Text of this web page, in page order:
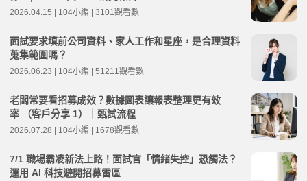
2026.04.15 | 104小編 | 3101觀看數
面試要求填前公司資料、家人工作和星座，是合理資料
蒐集範圍嗎？
2026.06.23 | 104小編 | 51211觀看數
老闆常要看招募成效？數據圖表讓報表整理更有效
率 （客戶分享 1）｜甄試流程
2026.07.28 | 104小編 | 1678觀看數
7/1 職場霸凌新法上路！面試官「情緒失控」恐觸法？
運用 AI 科技避開招募雷區